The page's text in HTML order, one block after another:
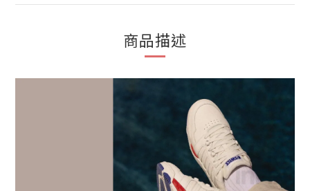
商品描述